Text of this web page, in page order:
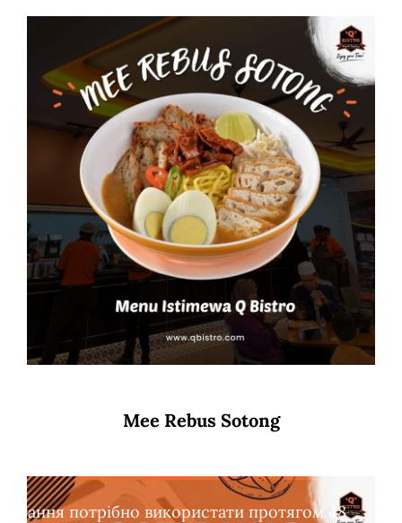
Mee Rebus Sotong
потрібно використати протягом 48